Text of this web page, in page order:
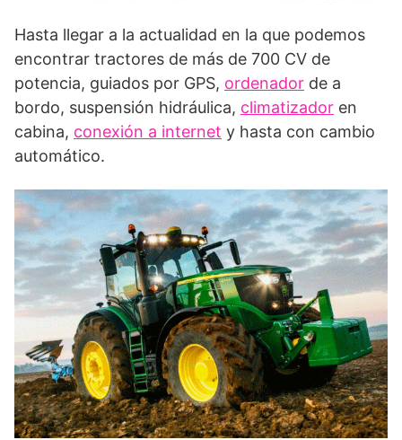
Hasta llegar a la actualidad en la que podemos
encontrar tractores de más de 700 CV de
potencia, guiados por GPS, ordenador de a
bordo, suspensión hidráulica, climatizador en
cabina, conexión a internet y hasta con cambio
automático.